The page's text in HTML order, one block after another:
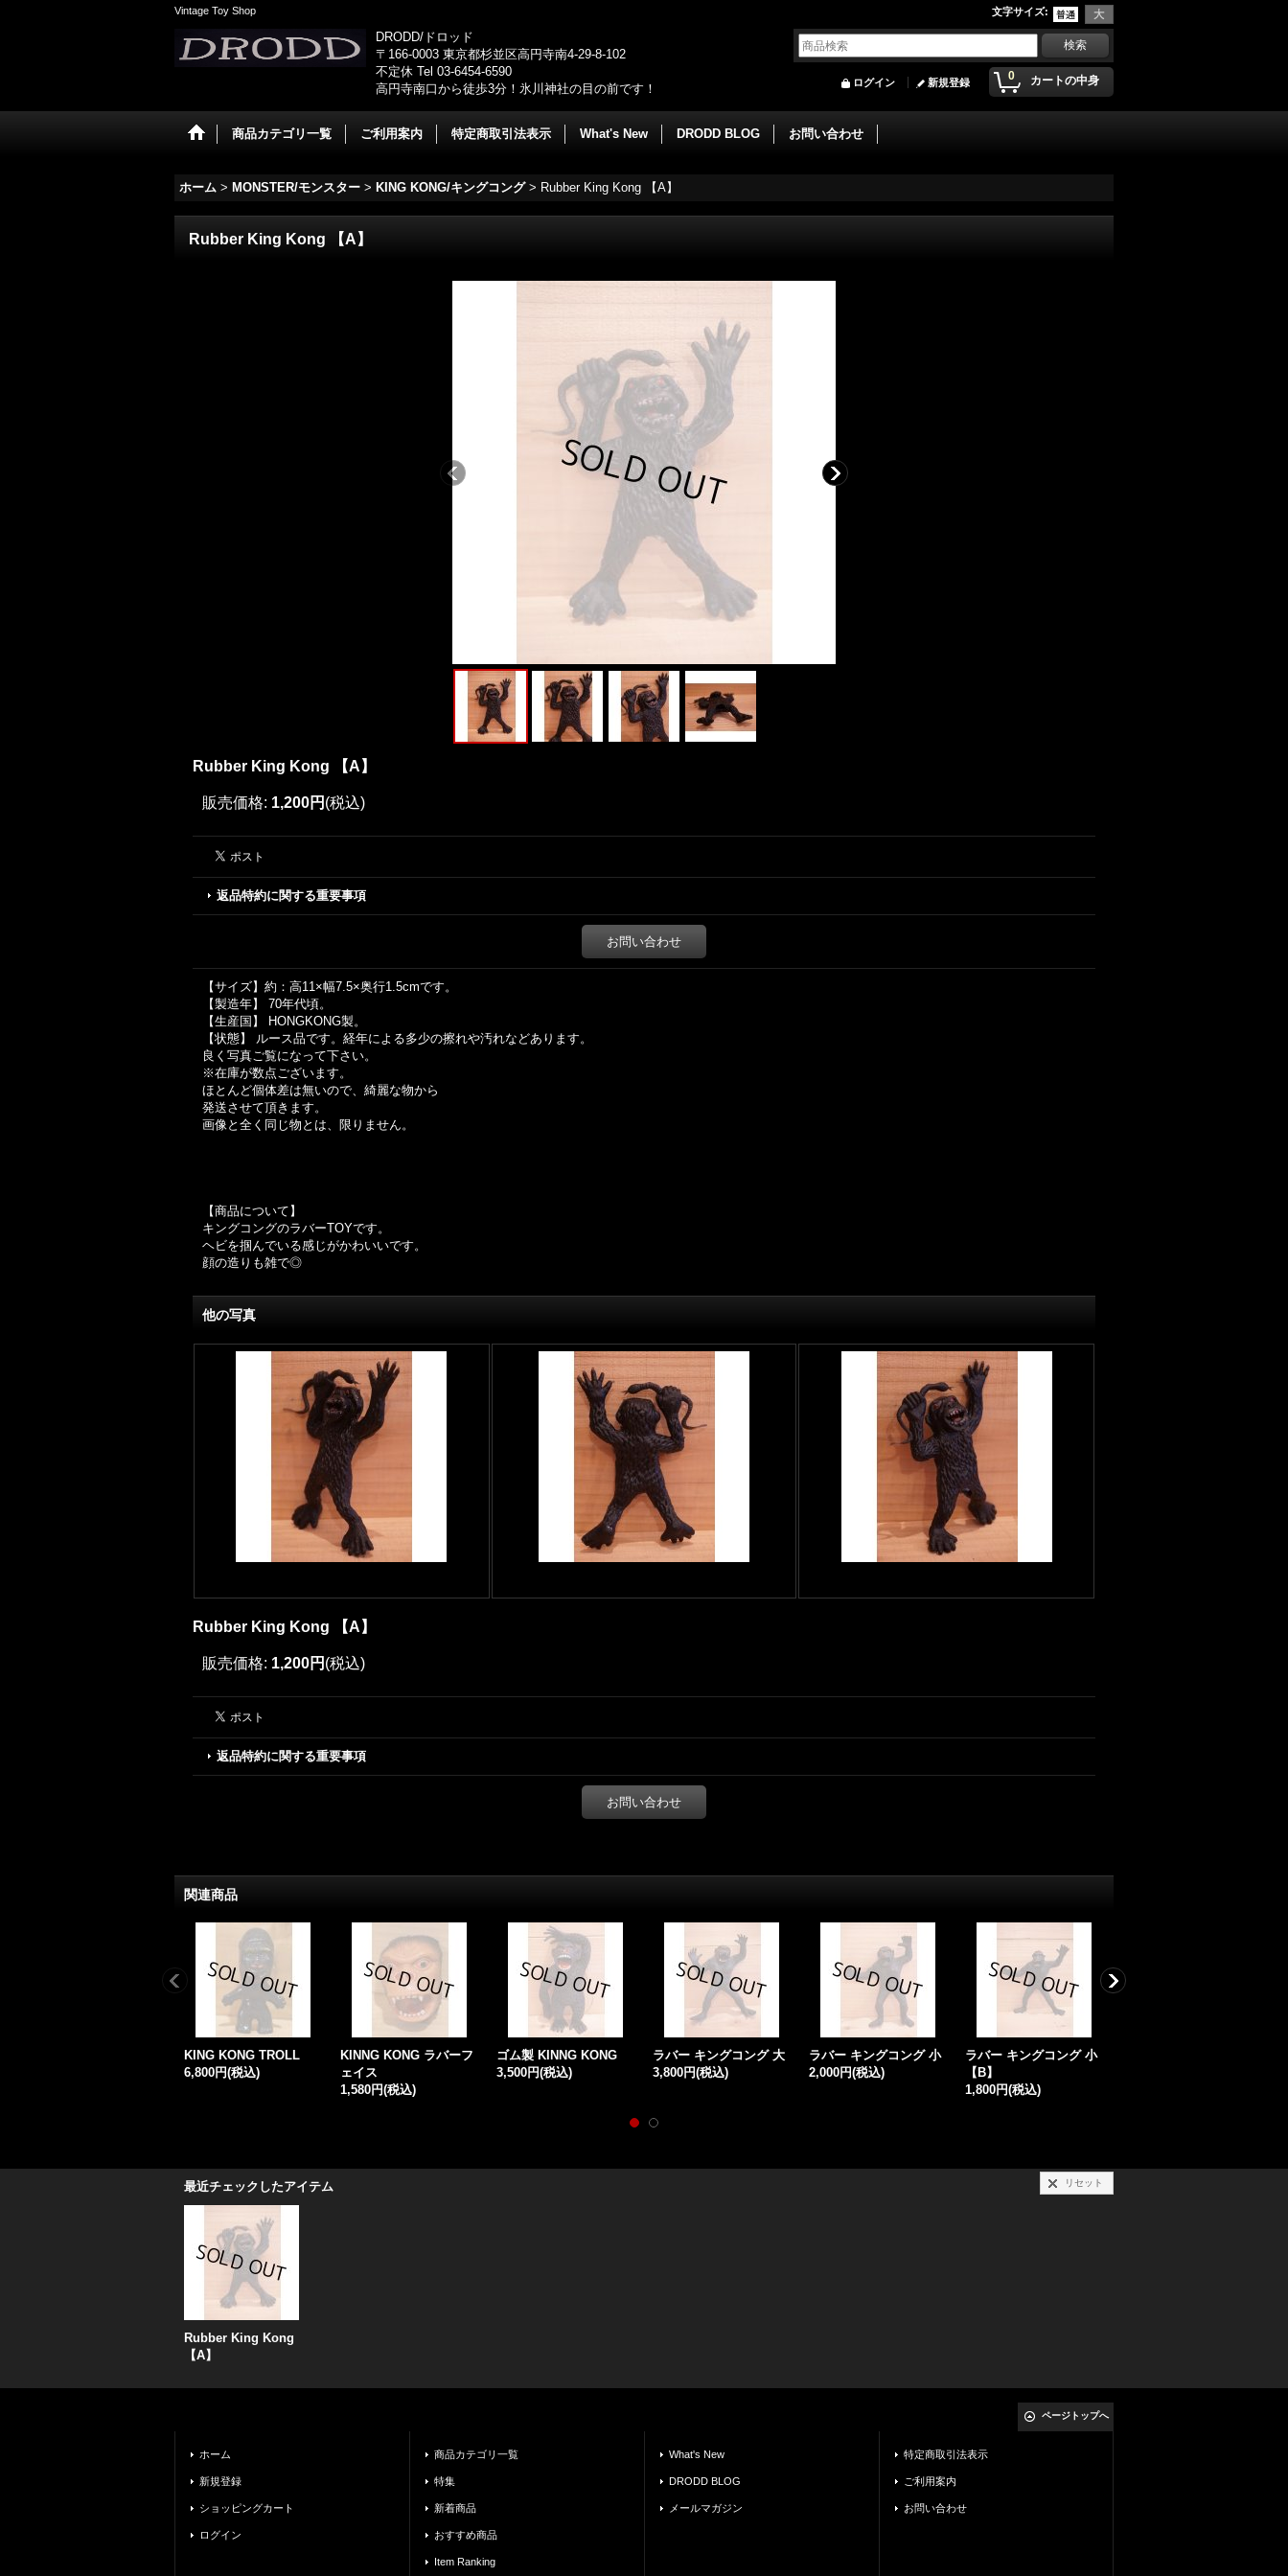
Vintage Toy Shop 文字サイズ:
DRODD/ドロッド
〒166-0003 東京都杉並区高円寺南4-29-8-102
不定休 Tel 03-6454-6590
高円寺南口から徒歩3分！氷川神社の目の前です！
0 カートの中身
ログイン 新規登録
商品カテゴリ一覧 ご利用案内 特定商取引法表示 What's New DRODD BLOG お問い合わせ
ホーム > MONSTER/モンスター > KING KONG/キングコング > Rubber King Kong 【A】
Rubber King Kong 【A】
Rubber King Kong 【A】
販売価格: 1,200円 (税込)
返品特約に関する重要事項
お問い合わせ
【サイズ】約：高11×幅7.5×奥行1.5cmです。
【製造年】 70年代頃。
【生産国】 HONGKONG製。
【状態】 ルース品です。経年による多少の擦れや汚れなどあります。
良く写真ご覧になって下さい。
※在庫が数点ございます。
ほとんど個体差は無いので、綺麗な物から
発送させて頂きます。
画像と全く同じ物とは、限りません。
【商品について】
キングコングのラバーTOYです。
ヘビを掴んでいる感じがかわいいです。
顔の造りも雑で◎
他の写真
Rubber King Kong 【A】
販売価格: 1,200円 (税込)
返品特約に関する重要事項
お問い合わせ
関連商品
KING KONG TROLL
6,800円(税込)
KINNG KONG ラバーフ
ェイス
1,580円(税込)
ゴム製 KINNG KONG
3,500円(税込)
ラバー キングコング 大
3,800円(税込)
ラバー キングコング 小
2,000円(税込)
ラバー キングコング 小
【B】
1,800円(税込)
最近チェックしたアイテム リセット
Rubber King Kong
【A】
ページトップへ
ホーム
新規登録
ショッピングカート
ログイン
商品カテゴリ一覧
特集
新着商品
おすすめ商品
Item Ranking
What's New
DRODD BLOG
メールマガジン
特定商取引法表示
ご利用案内
お問い合わせ